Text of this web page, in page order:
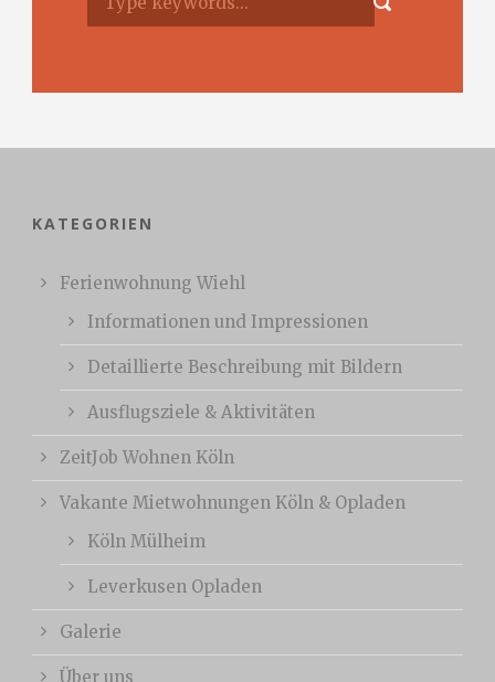
KATEGORIEN
Ferienwohnung Wiehl
Informationen und Impressionen
Detaillierte Beschreibung mit Bildern
Ausflugsziele & Aktivitäten
ZeitJob Wohnen Köln
Vakante Mietwohnungen Köln & Opladen
Köln Mülheim
Leverkusen Opladen
Galerie
Über uns